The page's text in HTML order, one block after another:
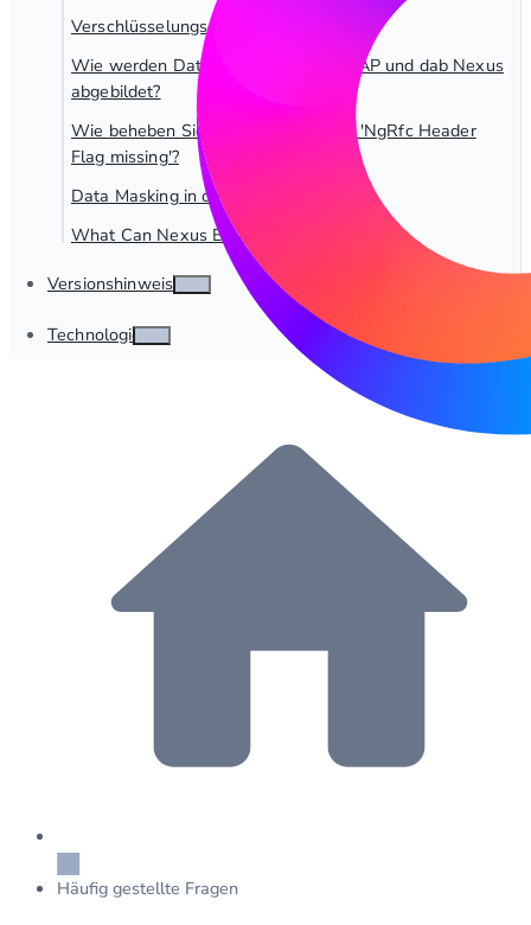
Verschlüsselungsoptionen
Wie werden Datentypen zwischen SAP und dab Nexus
abgebildet?
Wie beheben Sie die Fehlermeldung 'NgRfc Header
Flag missing'?
Data Masking in dab Nexus
What Can Nexus Extract from SAP?
Versionshinweise
Technologie
Häufig gestellte Fragen